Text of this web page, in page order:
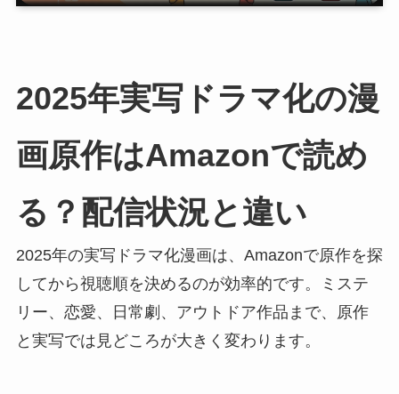
2025年実写ドラマ化の漫
画原作はAmazonで読め
る？配信状況と違い
2025年の実写ドラマ化漫画は、Amazonで原作を探
してから視聴順を決めるのが効率的です。ミステ
リー、恋愛、日常劇、アウトドア作品まで、原作
と実写では見どころが大きく変わります。